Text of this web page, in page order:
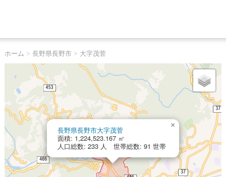
ホーム > 長野県長野市> 大字茂菅
長野県長野市大字茂菅
面積: 1,224,523.167 ㎡
人口総数: 233 人 世帯総数: 91 世帯
×